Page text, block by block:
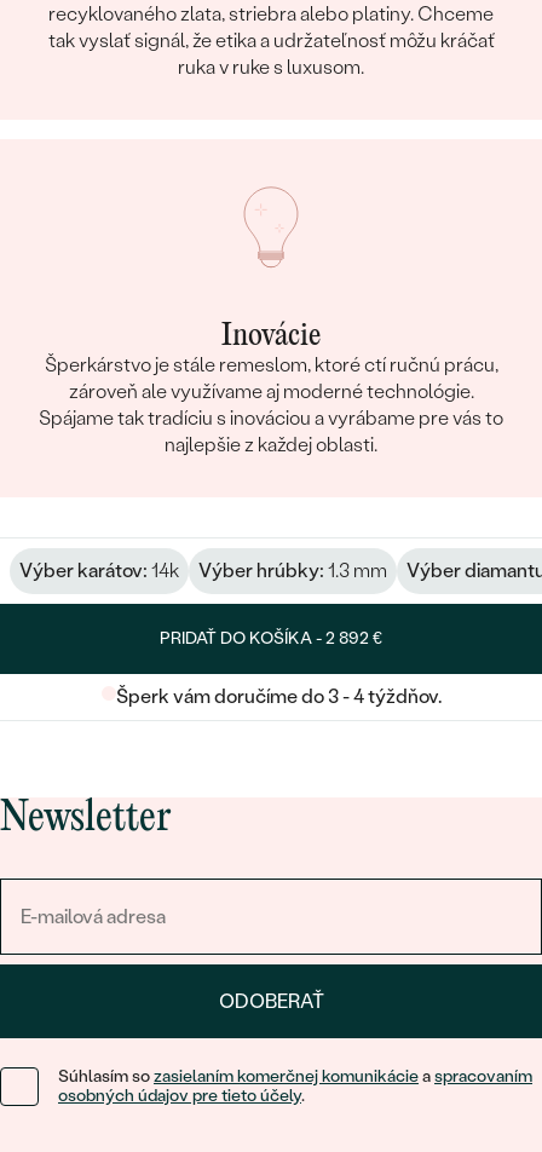
recyklovaného zlata, striebra alebo platiny. Chceme
tak vyslať signál, že etika a udržateľnosť môžu kráčať
ruka v ruke s luxusom.
Inovácie
Šperkárstvo je stále remeslom, ktoré ctí ručnú prácu,
zároveň ale využívame aj moderné technológie.
Spájame tak tradíciu s inováciou a vyrábame pre vás to
najlepšie z každej oblasti.
Výber karátov: 14k Výber hrúbky: 1.3 mm Výber
PRIDAŤ DO KOŠÍKA -2 892 €
Šperk vám doručíme do 3 - 4 týždňov.
Newsletter
ODOBERAŤ
Súhlasím sozasielaním komerčnej komunikácieaspracovaním
osobných údajov pre tieto účely.